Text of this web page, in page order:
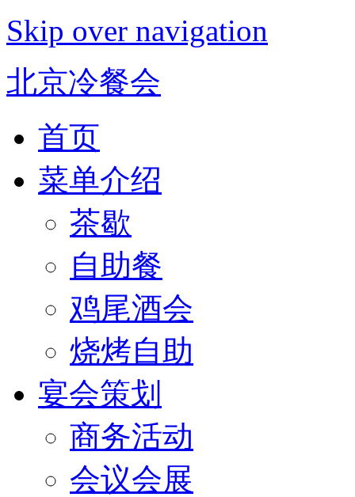
Skip over navigation
北京冷餐会
首页
菜单介绍
茶歇
自助餐
鸡尾酒会
烧烤自助
宴会策划
商务活动
会议会展